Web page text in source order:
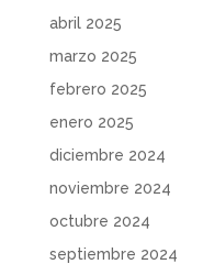
abril 2025
marzo 2025
febrero 2025
enero 2025
diciembre 2024
noviembre 2024
octubre 2024
septiembre 2024